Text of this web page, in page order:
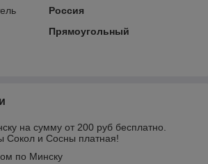
Россия
Прямоугольный
на сумму от 200 руб бесплатно.
Сокол и Сосны платная!
по Минску